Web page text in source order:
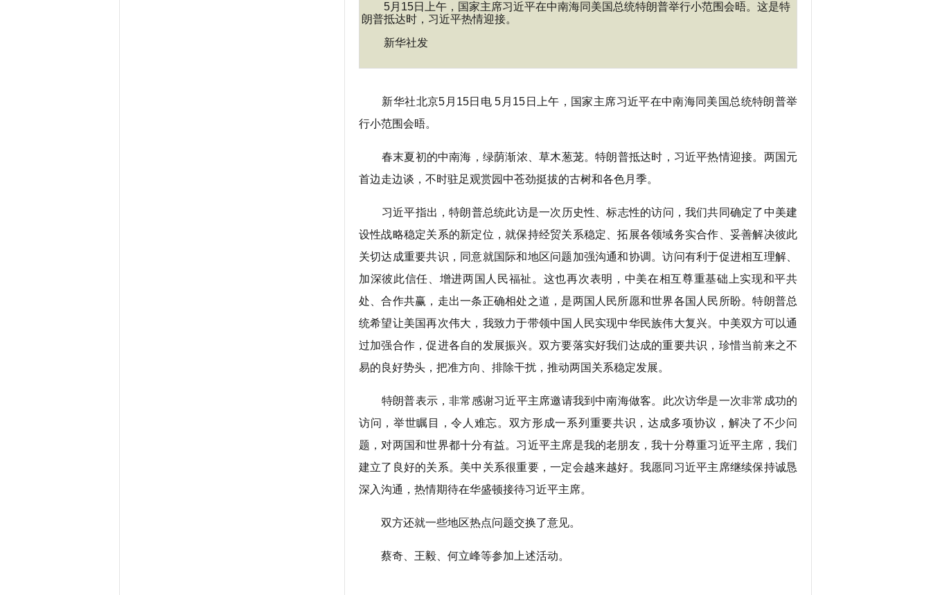
5月15日上午，国家主席习近平在中南海同美国总统特朗普举行小范围会晤。这是特
朗普抵达时，习近平热情迎接。
新华社发
新华社北京5月15日电 5月15日上午，国家主席习近平在中南海同美国总统特朗普举
行小范围会晤。
春末夏初的中南海，绿荫渐浓、草木葱茏。特朗普抵达时，习近平热情迎接。两国元
首边走边谈，不时驻足观赏园中苍劲挺拔的古树和各色月季。
习近平指出，特朗普总统此访是一次历史性、标志性的访问，我们共同确定了中美建
设性战略稳定关系的新定位，就保持经贸关系稳定、拓展各领域务实合作、妥善解决彼此
关切达成重要共识，同意就国际和地区问题加强沟通和协调。访问有利于促进相互理解、
加深彼此信任、增进两国人民福祉。这也再次表明，中美在相互尊重基础上实现和平共
处、合作共赢，走出一条正确相处之道，是两国人民所愿和世界各国人民所盼。特朗普总
统希望让美国再次伟大，我致力于带领中国人民实现中华民族伟大复兴。中美双方可以通
过加强合作，促进各自的发展振兴。双方要落实好我们达成的重要共识，珍惜当前来之不
易的良好势头，把准方向、排除干扰，推动两国关系稳定发展。
特朗普表示，非常感谢习近平主席邀请我到中南海做客。此次访华是一次非常成功的
访问，举世瞩目，令人难忘。双方形成一系列重要共识，达成多项协议，解决了不少问
题，对两国和世界都十分有益。习近平主席是我的老朋友，我十分尊重习近平主席，我们
建立了良好的关系。美中关系很重要，一定会越来越好。我愿同习近平主席继续保持诚恳
深入沟通，热情期待在华盛顿接待习近平主席。
双方还就一些地区热点问题交换了意见。
蔡奇、王毅、何立峰等参加上述活动。